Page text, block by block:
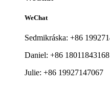
WeChat
Sedmikráska: +86
Daniel: +86 18011843168
Julie: +86 19927147067